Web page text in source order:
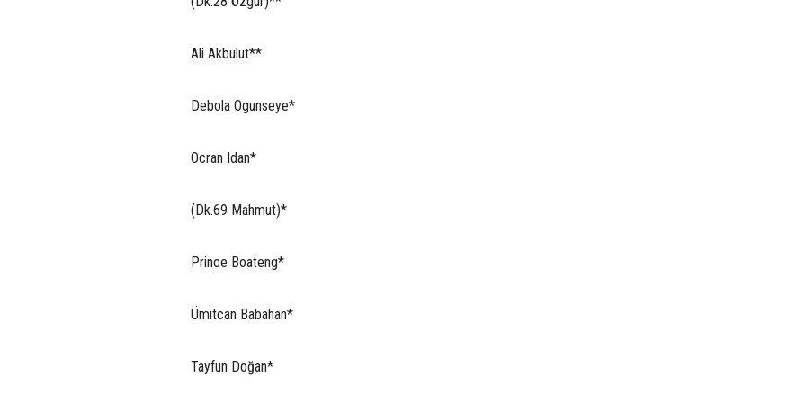
Ali Akbulut**
Debola Ogunseye*
Ocran Idan*
(Dk.69 Mahmut)*
Prince Boateng*
Ümitcan Babahan*
Tayfun Doğan*